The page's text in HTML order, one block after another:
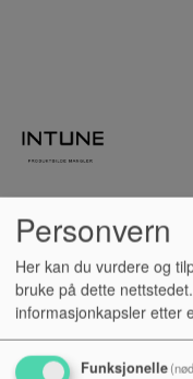
STATIV,
LP472
Personvern
Her kan du vurdere og
bruke på dette
informasjonkapsler etter
Funksjonelle